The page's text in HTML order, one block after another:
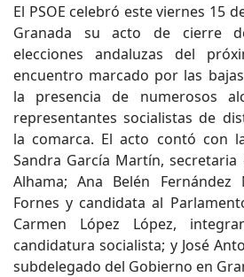
El PSOE celebró este viernes 15
Granada su acto de cierre
elecciones andaluzas del
encuentro marcado por las
la presencia de numerosos
representantes socialistas de
la comarca. El acto contó con
Sandra García Martín, secretaria
Alhama; Ana Belén Fernández
Fornes y candidata al
Carmen López López,
candidatura socialista; y José
subdelegado del Gobierno en